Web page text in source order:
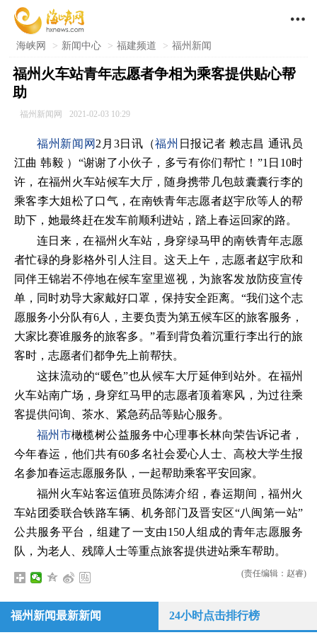

海峡网 > 新闻中心 > 福建频道 > 福州新闻
福州火车站青年志愿者争相为乘客提供贴心帮
助
福州新闻网 2021-02-03 10:29
福州新闻网 2月3日讯（福州 日报记者 赖志昌 通讯员
江曲 韩毅 ）“谢谢了小伙子，多亏有你们帮忙！”1日10时
许，在福州火车站候车大厅，随身携带几包鼓囊囊行李的
乘客李大姐松了口气，在南铁青年志愿者赵宇欣等人的帮
助下，她最终赶在发车前顺利进站，踏上春运回家的路。
连日来，在福州火车站，身穿绿马甲的南铁青年志愿
者忙碌的身影格外引人注目。这天上午，志愿者赵宇欣和
同伴王锦岩不停地在候车室里巡视，为旅客发放防疫宣传
单，同时劝导大家戴好口罩，保持安全距离。“我们这个志
愿服务小分队有6人，主要负责为第五候车区的旅客服务，
大家比赛谁服务的旅客多。”看到背负着沉重行李出行的旅
客时，志愿者们都争先上前帮扶。
这抹流动的“暖色”也从候车大厅延伸到站外。在福州
火车站南广场，身穿红马甲的志愿者顶着寒风，为过往乘
客提供问询、茶水、紧急药品等贴心服务。
福州市橄榄树公益服务中心理事长林向荣告诉记者，
今年春运，他们共有60多名社会爱心人士、高校大学生报
名参加春运志愿服务队，一起帮助乘客平安回家。
福州火车站客运值班员陈涛介绍，春运期间，福州火
车站团委联合铁路车辆、机务部门及晋安区“八闽第一站”
公共服务平台，组建了一支由150人组成的青年志愿服务
队，为老人、残障人士等重点旅客提供进站乘车帮助。
(责任编辑：赵睿)
福州新闻最新新闻 24小时点击排行榜